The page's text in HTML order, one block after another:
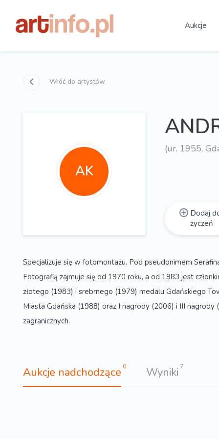
Aukcje
Wróć do artystów
AK
(ur. 1955,
Dodaj
życzeń
Specjalizuje się w fotomontażu. Pod pseudonimem
Fotografią zajmuje się od 1970 roku, a od 1983 jest
złotego (1983) i srebrnego (1979) medalu Gdańskiego
Miasta Gdańska (1988) oraz I nagrody (2006) i III
zagranicznych.
Aukcje nadchodzące 0 Wyniki 7